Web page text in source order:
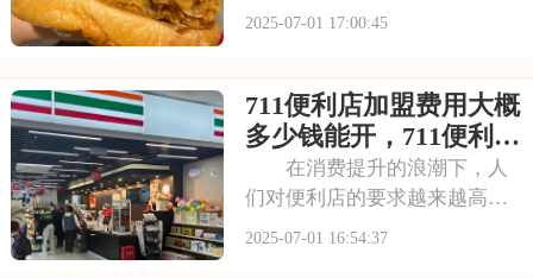
产品脱颖而出，成为众多消费
鼻而来，让人垂涎欲滴。每一
款汉堡都选用上等的食材，搭
配新鲜的蔬菜和秘制
2025-07-01 17:00:45
711便利店加盟费用大概
多少钱能开，711便利店
有什么加盟条件要求吗
在消费提升的浪潮下，人
们对便利店的要求越来越高，
不仅追求商品的丰富性，更注
2025-07-01 16:54:37